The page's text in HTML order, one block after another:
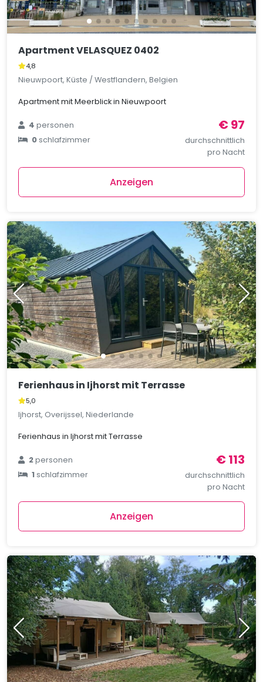
Apartment VELASQUEZ 0402
4,8
Nieuwpoort, Küste / Westflandern, Belgien
Apartment mit Meerblick in Nieuwpoort
4personen
0schlafzimmer
€ 97
durchschnittlich
pro Nacht
Anzeigen
Ferienhaus in Ijhorst mit Terrasse
5,0
Ijhorst, Overijssel, Niederlande
Ferienhaus in Ijhorst mit Terrasse
2personen
1schlafzimmer
€ 113
durchschnittlich
pro Nacht
Anzeigen